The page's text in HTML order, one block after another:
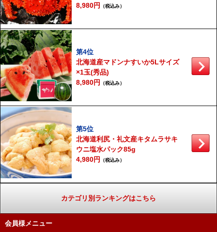
8,980円
（税込み）
第4位
北海道産マドンナすいか5Lサイズ
×1玉(秀品)
8,980円
（税込み）
第5位
北海道利尻・礼文産キタムラサキ
ウニ塩水パック85g
4,980円
（税込み）
カテゴリ別ランキングはこちら
会員様メニュー